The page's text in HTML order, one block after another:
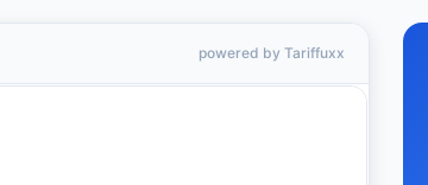
powered by Tariffuxx